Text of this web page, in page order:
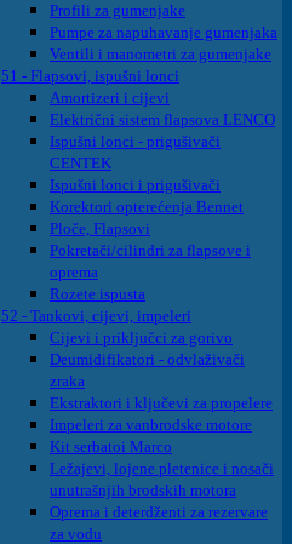
Profili za gumenjake
Pumpe za napuhavanje gumenjaka
Ventili i manometri za gumenjake
51 - Flapsovi, ispušni lonci
Amortizeri i cijevi
Električni sistem flapsova LENCO
Ispušni lonci - prigušivači
CENTEK
Ispušni lonci i prigušivači
Korektori opterećenja Bennet
Ploče, Flapsovi
Pokretači/cilindri za flapsove i
oprema
Rozete ispusta
52 - Tankovi, cijevi, impeleri
Cijevi i priključci za gorivo
Deumidifikatori - odvlaživači
zraka
Ekstraktori i ključevi za propelere
Impeleri za vanbrodske motore
Kit serbatoi Marco
Ležajevi, lojene pletenice i nosači
unutrašnjih brodskih motora
Oprema i deterdženti za rezervare
za vodu